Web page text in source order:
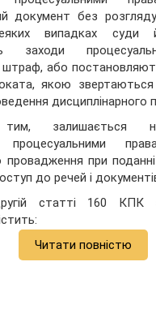
документ без
випадках суди
заходи
штраф, або
якою звертаються
дисциплінарного
залишається
процесуальними
провадження при
до речей і
статті 160 КПК
Читати повністю